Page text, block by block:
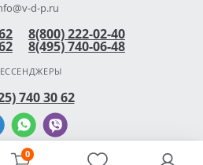
0
d-p.ru
8(800) 222-02-40
8(495) 740-06-48
740 30 62